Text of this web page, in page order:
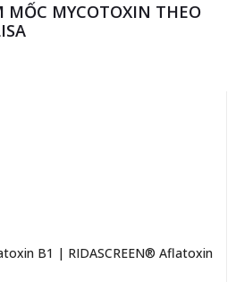
MỐC MYCOTOXIN THEO
B1 | RIDASCREEN® Aflatoxin